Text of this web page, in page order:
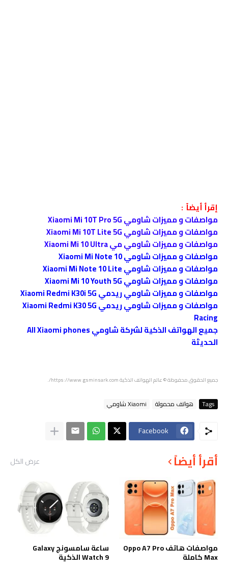
إقرأ أيضاً :
مواصفات و مميزات شاومي Xiaomi Mi 10T Pro 5G
مواصفات و مميزات شاومي Xiaomi Mi 10T Lite 5G
مواصفات و مميزات شاومي مي Xiaomi Mi 10 Ultra
مواصفات و مميزات شاومي Xiaomi Mi Note 10
مواصفات و مميزات شاومي Xiaomi Mi Note 10 Lite
مواصفات و مميزات شاومي Xiaomi Mi 10 Youth 5G
مواصفات و مميزات شاومي ريدمي Xiaomi Redmi K30i 5G
مواصفات و مميزات شاومي ريدمي Xiaomi Redmi K30 5G
Racing
الحديثة
جميع الحقوق محفوظة © عالم الهواتف الذكية https://www.gsminsark.com/.
Tags هواتف محمولة Xiaomi شاومي
Facebook
أقرأ أيضاً عرض الكل
مواصفات هاتف Oppo A7 Pro
Max كاملة
ساعة سامسونج Galaxy
Watch 9 الذكية